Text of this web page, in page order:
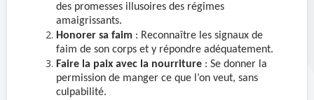
des promesses illusoires des régimes
amaigrissants.
Honorer sa faim : Reconnaître les signaux de
faim de son corps et y répondre adéquatement.
Faire la paix avec la nourriture : Se donner la
permission de manger ce que l’on veut, sans
culpabilité.